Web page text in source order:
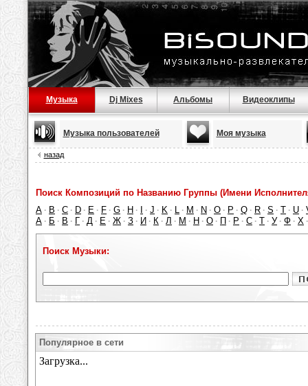
Музыка Dj Mixes Альбомы Видеоклипы
Музыка пользователей Моя музыка
назад
Поиск Композиций по Названию Группы (Имени
A · B · C · D · E · F · G · H · · J · K · L · M · N · O · P · Q · R · S · T · U ·
А · Б · В · Г · Д · Е · Ж · З · И · К · Л · М · Н · О · П · Р · С · Т · У · Ф · Х
Поиск Музыки:
Популярное в сети